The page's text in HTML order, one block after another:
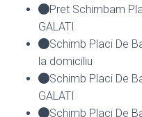
Pret Schimbam
GALATI
Schimb Placi De
la domiciliu
Schimb Placi De
GALATI
Schimb Placi De